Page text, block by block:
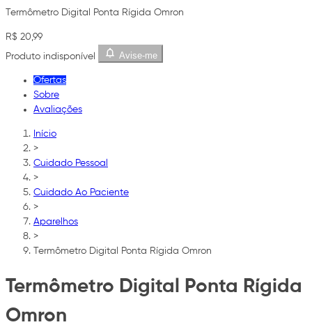
Termômetro Digital Ponta Rígida Omron
R$ 20,99
Produto indisponível
Avise-me
Ofertas
Sobre
Avaliações
Início
>
Cuidado Pessoal
>
Cuidado Ao Paciente
>
Aparelhos
>
Termômetro Digital Ponta Rígida Omron
Termômetro Digital Ponta Rígida
Omron